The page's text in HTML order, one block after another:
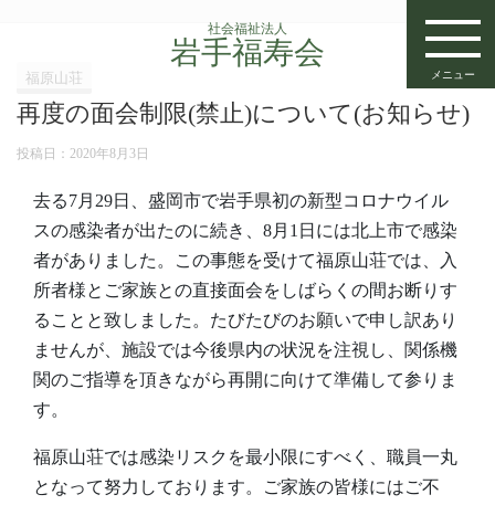
社会福祉法人
岩手福寿会
メニュー
福原山荘
再度の面会制限(禁止)について(お知らせ)
投稿日： 2020年8月3日
去る7月29日、盛岡市で岩手県初の新型コロナウイル
スの感染者が出たのに続き、8月1日には北上市で感染
者がありました。この事態を受けて福原山荘では、入
所者様とご家族との直接面会をしばらくの間お断りす
ることと致しました。たびたびのお願いで申し訳あり
ませんが、施設では今後県内の状況を注視し、関係機
関のご指導を頂きながら再開に向けて準備して参りま
す。
福原山荘では感染リスクを最小限にすべく、職員一丸
となって努力しております。ご家族の皆様にはご不